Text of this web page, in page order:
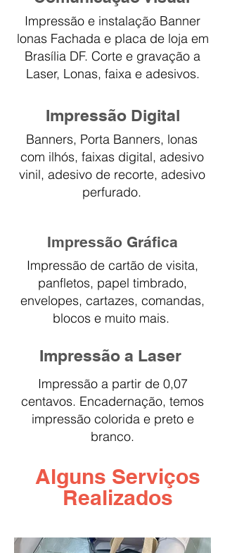
Impressão e instalação Banner
lonas Fachada e placa de loja em
Brasília DF. Corte e gravação a
Laser, Lonas, faixa e adesivos.
Impressão Digital
Banners, Porta Banners, lonas
com ilhós, faixas digital, adesivo
vinil, adesivo de recorte, adesivo
perfurado.
Impressão Gráfica
Impressão de cartão de visita,
panfletos, papel timbrado,
envelopes, cartazes, comandas,
blocos e muito mais.
Impressão a Laser
Impressão a partir de 0,07
centavos. Encadernação, temos
impressão colorida e preto e
branco.
Alguns Serviços
Realizados